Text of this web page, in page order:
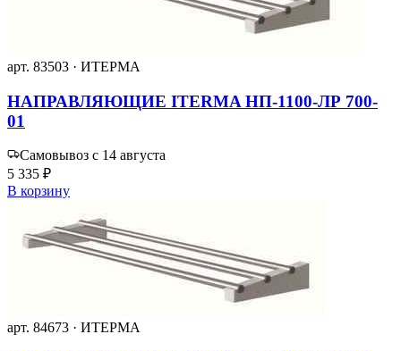
арт. 83503 · ИТЕРМА
НАПРАВЛЯЮЩИЕ ITERMA НП-1100-ЛР 700-
01
Самовывоз с 14 августа
5 335 ₽
В корзину
арт. 84673 · ИТЕРМА